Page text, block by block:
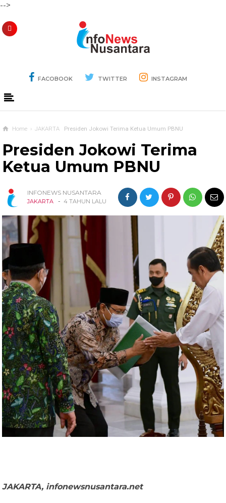
-->
FACOBOOK TWITTER INSTAGRAM
Home › JAKARTA Presiden Jokowi Terima Ketua Umum PBNU
Presiden Jokowi Terima
Ketua Umum PBNU
INFONEWS NUSANTARA
JAKARTA - 4 TAHUN LALU
JAKARTA, infonewsnusantara.net